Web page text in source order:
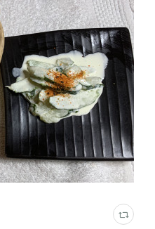
歴史
を考える 漫画
料理 総集編